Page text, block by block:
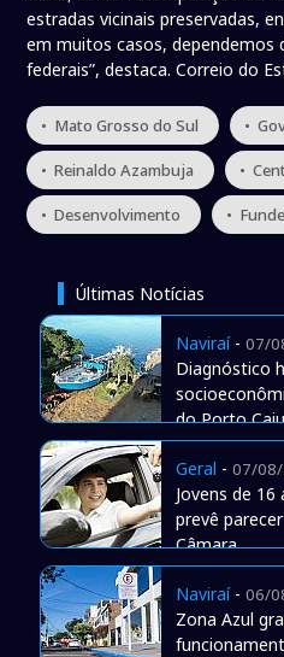
estradas vicinais preservadas,
em muitos casos, dependemos
federais”, destaca. Correio do
• Mato Grosso do Sul •
• Reinaldo Azambuja •
• Desenvolvimento •
Últimas Notícias
Naviraí- 07/
Diagnóstico
do Porto
Geral - 07/
Jovens de
prevê
Câmara
Naviraí- 06/
Zona Azul